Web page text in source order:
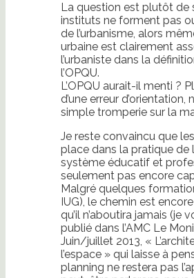
La question est plutôt de
instituts ne forment pas
de l’urbanisme, alors
urbaine est clairement
l’urbaniste dans la
l’OPQU.
L’OPQU aurait-il menti ?
d’une erreur d’orientation,
simple tromperie sur la
Je reste convaincu que
place dans la pratique de
système éducatif et
seulement pas encore
Malgré quelques
IUG), le chemin est
qu’il n’aboutira jamais (je
publié dans l’AMC Le
Juin/juillet 2013, «
l’espace » qui laisse à
planning ne restera pas